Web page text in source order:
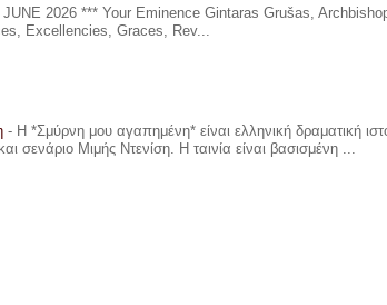
2026 *** Your Eminence Gintaras Grušas,
Excellencies, Graces, Rev...
- Η *Σμύρνη μου αγαπημένη* είναι ελληνική δραματική
σενάριο Μιμής Ντενίση. Η ταινία είναι βασισμένη ...